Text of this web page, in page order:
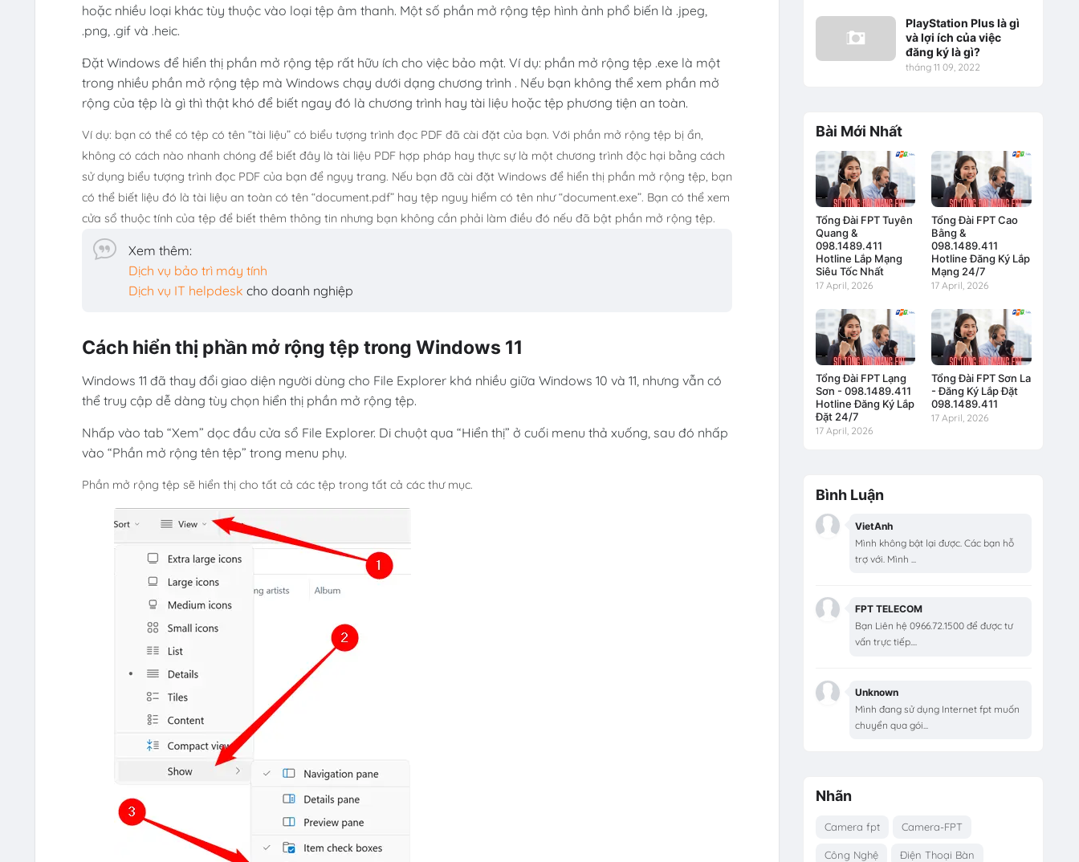
hoặc nhiều loại khác tùy thuộc vào loại tệp âm thanh. Một số phần mở rộng tệp hình ảnh phổ biến là .jpeg,
.png, .gif và .heic.
Đặt Windows để hiển thị phần mở rộng tệp rất hữu ích cho việc bảo mật. Ví dụ: phần mở rộng tệp .exe là một
trong nhiều phần mở rộng tệp mà Windows chạy dưới dạng chương trình . Nếu bạn không thể xem phần mở
rộng của tệp là gì thì thật khó để biết ngay đó là chương trình hay tài liệu hoặc tệp phương tiện an toàn.
Ví dụ: bạn có thể có tệp có tên “tài liệu” có biểu tượng trình đọc PDF đã cài đặt của bạn. Với phần mở rộng tệp bị ẩn,
không có cách nào nhanh chóng để biết đây là tài liệu PDF hợp pháp hay thực sự là một chương trình độc hại bằng cách
sử dụng biểu tượng trình đọc PDF của bạn để ngụy trang. Nếu bạn đã cài đặt Windows để hiển thị phần mở rộng tệp, bạn
có thể biết liệu đó là tài liệu an toàn có tên “document.pdf” hay tệp nguy hiểm có tên như “document.exe”. Bạn có thể xem
cửa sổ thuộc tính của tệp để biết thêm thông tin nhưng bạn không cần phải làm điều đó nếu đã bật phần mở rộng tệp.
Xem thêm:
Dịch vụ bảo trì máy tính
Dịch vụ IT helpdesk cho doanh nghiệp
Cách hiển thị phần mở rộng tệp trong Windows 11
Windows 11 đã thay đổi giao diện người dùng cho File Explorer khá nhiều giữa Windows 10 và 11, nhưng vẫn có
thể truy cập dễ dàng tùy chọn hiển thị phần mở rộng tệp.
Nhấp vào tab “Xem” dọc đầu cửa sổ File Explorer. Di chuột qua “Hiển thị” ở cuối menu thả xuống, sau đó nhấp
vào “Phần mở rộng tên tệp” trong menu phụ.
Phần mở rộng tệp sẽ hiển thị cho tất cả các tệp trong tất cả các thư mục.
PlayStation Plus là gì
và lợi ích của việc
đăng ký là gì?
tháng 11 09, 2022
Bài Mới Nhất
Tổng Đài FPT Tuyên
Quang &
098.1489.411
Hotline Lắp Mạng
Siêu Tốc Nhất
17 April, 2026
Tổng Đài FPT Cao
Bằng &
098.1489.411
Hotline Đăng Ký Lắp
Mạng 24/7
17 April, 2026
Tổng Đài FPT Lạng
Sơn - 098.1489.411
Hotline Đăng Ký Lắp
Đặt 24/7
17 April, 2026
Tổng Đài FPT Sơn La
- Đăng Ký Lắp Đặt
098.1489.411
17 April, 2026
Bình Luận
VietAnh
Mình không bật lại được. Các bạn hỗ
trợ với. Mình ...
FPT TELECOM
Bạn Liên hệ 0966.72.1500 để được tư
vấn trực tiếp....
Unknown
Mình đang sử dụng Internet fpt muốn
chuyển qua gói...
Nhãn
Camera fpt Camera-FPT
Công Nghệ Điện Thoại Bàn